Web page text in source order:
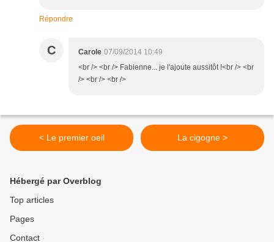
Répondre
C Carole 07/09/2014 10:49
<br /> <br /> Fabienne... je l'ajoute aussitôt !<br /> <br
/> <br /> <br />
< Le premier oeil La cigogne >
Hébergé par Overblog
Top articles
Pages
Contact